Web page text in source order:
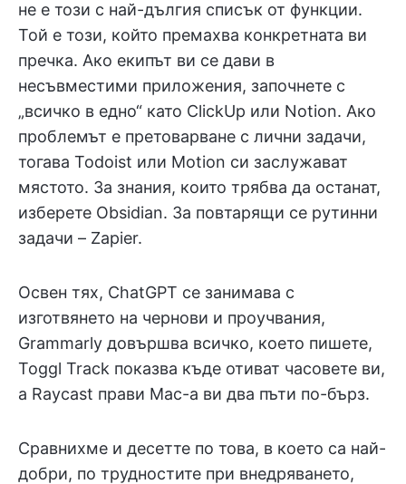
не е този с най-дългия списък от функции.
Той е този, който премахва конкретната ви
пречка. Ако екипът ви се дави в
несъвместими приложения, започнете с
„всичко в едно“ като ClickUp или Notion. Ако
проблемът е претоварване с лични задачи,
тогава Todoist или Motion си заслужават
мястото. За знания, които трябва да останат,
изберете Obsidian. За повтарящи се рутинни
задачи – Zapier.
Освен тях, ChatGPT се занимава с
изготвянето на чернови и проучвания,
Grammarly довършва всичко, което пишете,
Toggl Track показва къде отиват часовете ви,
а Raycast прави Mac-а ви два пъти по-бърз.
Сравнихме и десетте по това, в което са най-
добри, по трудностите при внедряването,